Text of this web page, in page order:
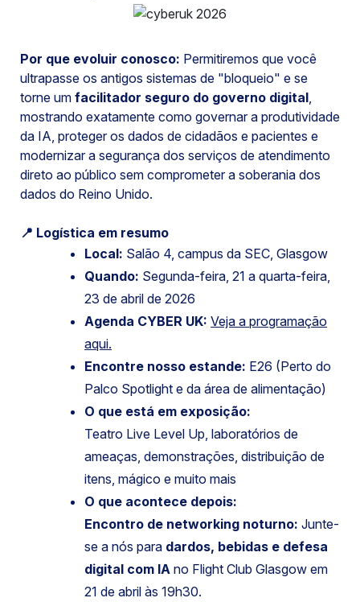
Por que evoluir conosco: Permitiremos que você
ultrapasse os antigos sistemas de "bloqueio" e se
torne um facilitador seguro do governo digital
mostrando exatamente como governar a produtividade
da IA, proteger os dados de cidadãos e pacientes e
modernizar a segurança dos serviços de atendimento
direto ao público sem comprometer a soberania dos
dados do Reino Unido.
📍 Logística em resumo
Local: Salão 4, campus da SEC, Glasgow
Quando: Segunda-feira, 21 a quarta-feira,
23 de abril de 2026
Agenda CYBER UK: Veja a programação
aqui.
Encontre nosso estande: E26 (Perto do
Palco Spotlight e da área de alimentação)
O que está em exposição:
Teatro Live Level Up, laboratórios de
ameaças, demonstrações, distribuição de
itens, mágico e muito mais
O que acontece depois:
Encontro de networking noturno: Junte-
se a nós para dardos, bebidas e defesa
digital com IA no Flight Club Glasgow em
21 de abril às 19h30.